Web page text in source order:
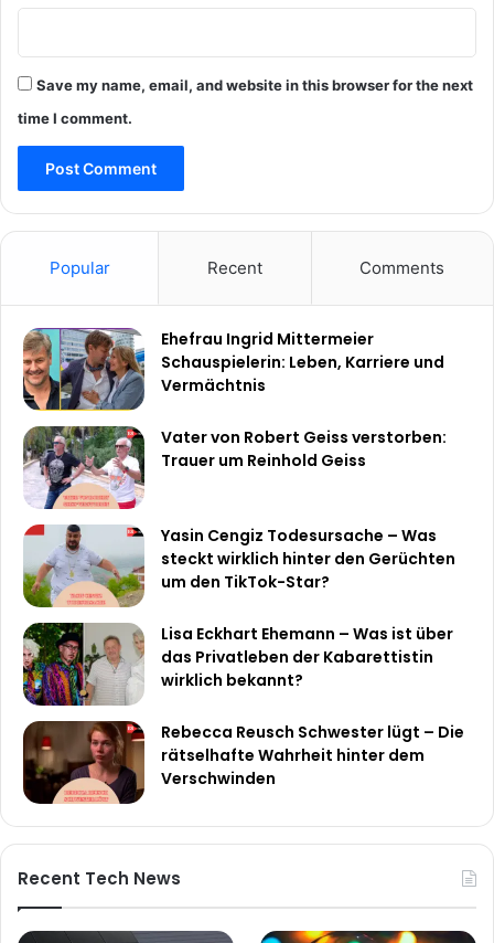
Save my name, email, and website in this browser for the next
time I comment.
Popular Recent Comments
Ehefrau Ingrid Mittermeier
Schauspielerin: Leben, Karriere und
Vermächtnis
Vater von Robert Geiss verstorben:
Trauer um Reinhold Geiss
Yasin Cengiz Todesursache – Was
steckt wirklich hinter den Gerüchten
um den TikTok-Star?
Lisa Eckhart Ehemann – Was ist über
das Privatleben der Kabarettistin
wirklich bekannt?
Rebecca Reusch Schwester lügt – Die
rätselhafte Wahrheit hinter dem
Verschwinden
Recent Tech News